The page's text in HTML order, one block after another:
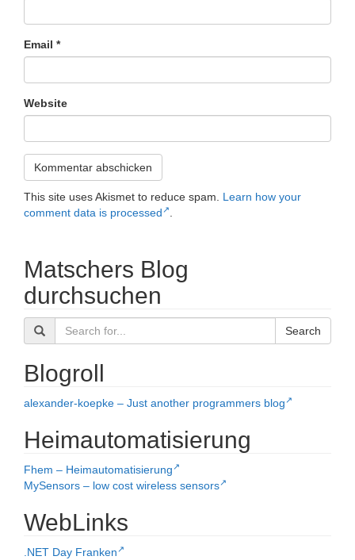
Email *
Website
This site uses Akismet to reduce spam. Learn how your
comment data is processed
.
Matschers Blog
durchsuchen
Search
Blogroll
alexander-koepke – Just another programmers blog
Heimautomatisierung
Fhem – Heimautomatisierung
MySensors – low cost wireless sensors
WebLinks
.NET Day Franken